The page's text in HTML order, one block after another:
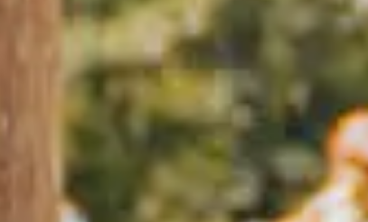
Restaurants
familiaux
Saveurs
internationales